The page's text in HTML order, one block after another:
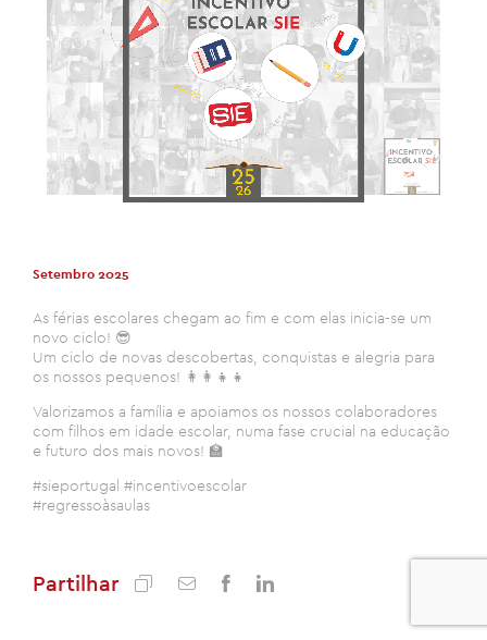
0
Setembro 2025
As férias escolares chegam ao fim e com elas inicia-se um
novo ciclo! 😎
Um ciclo de novas descobertas, conquistas e alegria para
os nossos pequenos! 👩‍👩‍👧‍👧
Valorizamos a família e apoiamos os nossos colaboradores
com filhos em idade escolar, numa fase crucial na educação
e futuro dos mais novos! 🏫
#sieportugal #incentivoescolar
#regressoàsaulas
Partilhar